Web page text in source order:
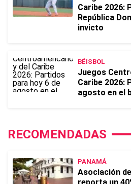
Caribe 2026:
República
invicto
BÉISBOL
Juegos
Caribe 2026:
agosto en el
RECOMENDADAS
PANAMÁ
Asociación